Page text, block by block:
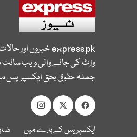
express.pkخبروں اور
وزٹ کی جانے والی ویب سائٹ
جملہ حقوق بحق ایکسپریس
ایکسپریس کے بارے میں